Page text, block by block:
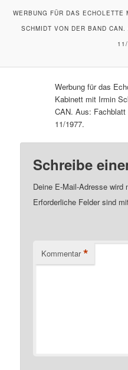
WERBUNG FÜR DAS
SCHMIDT VON DER BAND
Werbung für das
Kabinett mit Irmin
CAN. Aus:
11/1977.
Schreibe
Deine E-Mail-Adresse wird
Erforderliche Felder sind
Kommentar *